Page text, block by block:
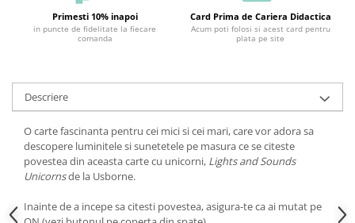
Primesti 10% inapoi
in puncte de fidelitate la fiecare
comanda
Card Prima de Cariera Didactica
Acum poti folosi si acest card pentru
plata pe site
Descriere
O carte fascinanta pentru cei mici si cei mari, care vor adora sa
descopere luminitele si sunetetele pe masura ce se citeste
povestea din aceasta carte cu unicorni, Lights and Sounds
Unicornsde la Usborne.
Inainte de a incepe sa citesti povestea, asigura-te ca ai mutat pe